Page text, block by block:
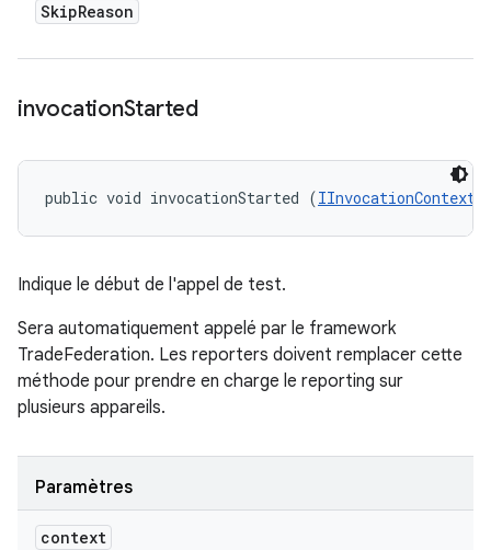
SkipReason
invocationStarted
public void invocationStarted (IInvocationContext
Indique le début de l'appel de test.
Sera automatiquement appelé par le framework
TradeFederation. Les reporters doivent remplacer cette
méthode pour prendre en charge le reporting sur
plusieurs appareils.
Paramètres
context